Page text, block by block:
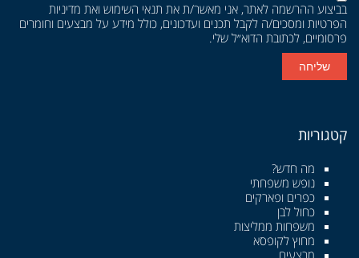
בביצוע ההרשמה לאתר, אני מאשר/ת את תנאי השימוש ואת מדיניות
הפרטיות ומסכים/ה לקבל תכנים ועדכונים, כולל מידע על מבצעים וחומרים
פרסומיים, לכתובת הדוא״ל שלי.
שליחה
קטגוריות
מה חדש?
נופש משפחתי
כפרים ופארקים
כחול לבן
משפחות ממליצות
מחוץ לקופסא